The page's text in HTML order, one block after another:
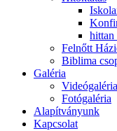
hittan
Felnőtt
Biblima
Galéria
Videógaléria
Fotógaléria
Alapítványunk
Kapcsolat